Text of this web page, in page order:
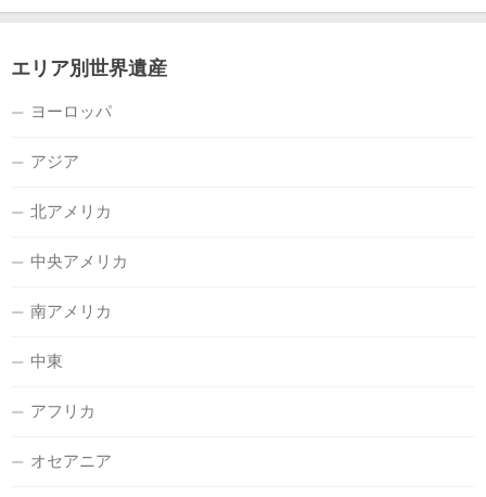
エリア別世界遺産
ヨーロッパ
アジア
北アメリカ
中央アメリカ
南アメリカ
中東
アフリカ
オセアニア